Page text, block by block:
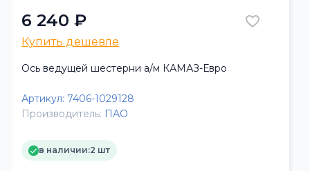
6 240 ₽
Купить дешевле
Ось ведущей шестерни а/м КАМАЗ-Евро
Артикул: 7406-1029128
Производитель: ПАО
в наличии:2 шт